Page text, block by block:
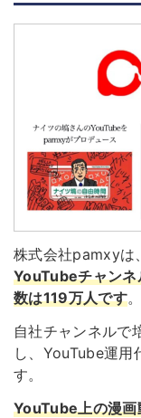
株式会社pamxyは、
YouTubeチャンネ
数は119万人です。
自社チャンネルで
し、YouTube運用
す。
YouTube上の漫